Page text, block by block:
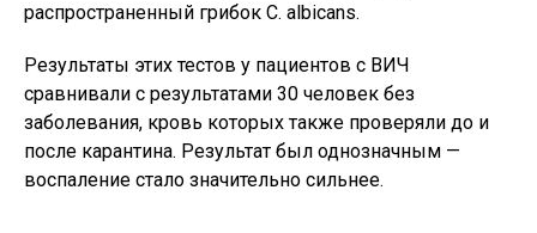
распространенный грибок C. albicans.
Результаты этих тестов у пациентов с ВИЧ
сравнивали с результатами 30 человек без
заболевания, кровь которых также проверяли до и
после карантина. Результат был однозначным —
воспаление стало значительно сильнее.